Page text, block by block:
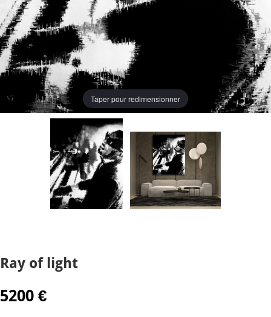
Taper pour redimensionner
Ray of light
5200 €